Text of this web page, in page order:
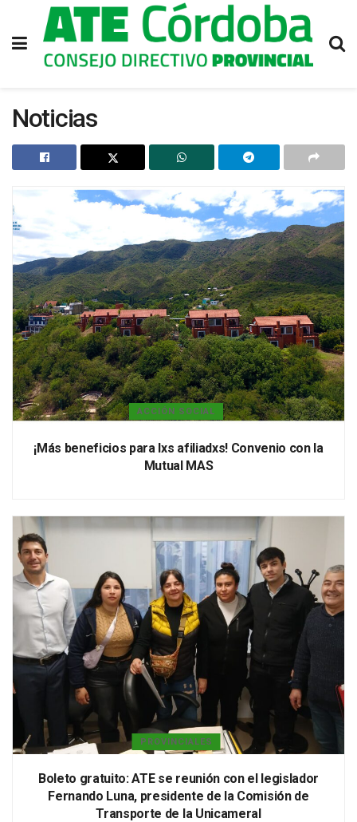
Noticias
ACCIÓN SOCIAL
¡Más beneficios para lxs afiliadxs! Convenio con la
Mutual MAS
PROVINCIALES
Boleto gratuito: ATE se reunión con el legislador
Fernando Luna, presidente de la Comisión de
Transporte de la Unicameral